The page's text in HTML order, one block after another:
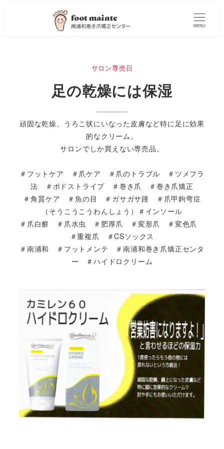
MENU
サロン専売日
足の乾燥には保湿
頑固な乾燥、うろこ状にいなった皮膚など特に足に効果
的なクリーム。
サロンでしか買えない専売品。
＃フットケア ＃爪ケア ＃爪のトラブル ＃ツメフラ
法 ＃ポドストライプ ＃巻き爪 ＃巻き爪矯正
＃角質ケア ＃魚の目 ＃ガサガサ踵 ＃爪甲鉤弯症
（そうこうこうわんしょう）＃インソール
＃爪白癬 ＃爪水虫 ＃肥厚爪 ＃変形爪 ＃変色爪
＃重複爪 ＃CSソックス
＃南浦和 ＃フットメンテ ＃南浦和巻き爪矯正センタ
ー ＃ハイドロクリーム